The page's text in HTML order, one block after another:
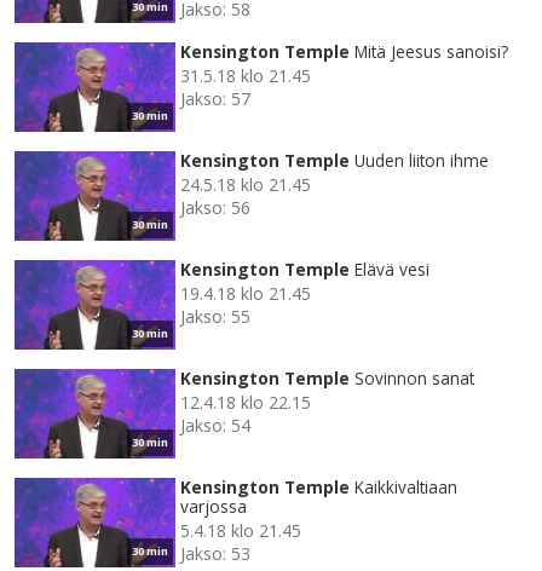
30 min Jakso: 58
30 min
Kensington Temple Mitä Jeesus sanoisi?
31.5.18 klo 21.45
Jakso: 57
30 min
Kensington Temple Uuden liiton ihme
24.5.18 klo 21.45
Jakso: 56
30 min
Kensington Temple Elävä vesi
19.4.18 klo 21.45
Jakso: 55
30 min
Kensington Temple Sovinnon sanat
12.4.18 klo 22.15
Jakso: 54
30 min
Kensington Temple Kaikkivaltiaan
varjossa
5.4.18 klo 21.45
Jakso: 53